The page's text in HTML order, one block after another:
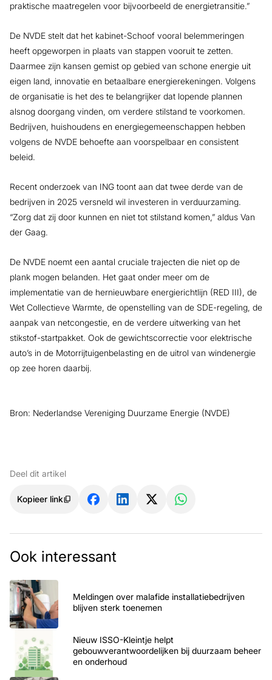
praktische maatregelen voor bijvoorbeeld de energietransitie.”
De NVDE stelt dat het kabinet-Schoof vooral belemmeringen
heeft opgeworpen in plaats van stappen vooruit te zetten.
Daarmee zijn kansen gemist op gebied van schone energie uit
eigen land, innovatie en betaalbare energierekeningen. Volgens
de organisatie is het des te belangrijker dat lopende plannen
alsnog doorgang vinden, om verdere stilstand te voorkomen.
Bedrijven, huishoudens en energiegemeenschappen hebben
volgens de NVDE behoefte aan voorspelbaar en consistent
beleid.
Recent onderzoek van ING toont aan dat twee derde van de
bedrijven in 2025 versneld wil investeren in verduurzaming.
“Zorg dat zij door kunnen en niet tot stilstand komen,” aldus Van
der Gaag.
De NVDE noemt een aantal cruciale trajecten die niet op de
plank mogen belanden. Het gaat onder meer om de
implementatie van de hernieuwbare energierichtlijn (RED III), de
Wet Collectieve Warmte, de openstelling van de SDE-regeling, de
aanpak van netcongestie, en de verdere uitwerking van het
stikstof-startpakket. Ook de gewichtscorrectie voor elektrische
auto’s in de Motorrijtuigenbelasting en de uitrol van windenergie
op zee horen daarbij.
Bron: Nederlandse Vereniging Duurzame Energie (NVDE)
Deel dit artikel
Kopieer link
Ook interessant
Meldingen over malafide installatiebedrijven
blijven sterk toenemen
Nieuw ISSO-Kleintje helpt
gebouwverantwoordelijken bij duurzaam beheer
en onderhoud